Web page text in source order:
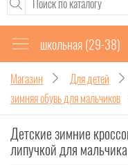
школьная (29-38)
Магазин Для детей
зимняя обувь для мальчиков
Детские зимние
липучкой для мальчика